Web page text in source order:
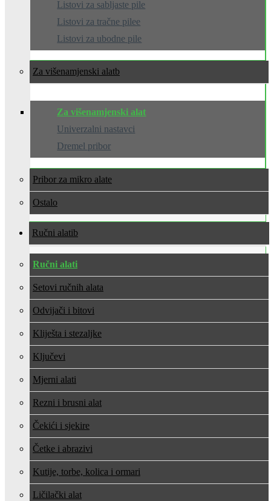
Listovi za sabljaste pile
Listovi za tračne pilee
Listovi za ubodne pile
Za višenamjenski alat
Za višenamjenski alat
Univerzalni nastavci
Dremel pribor
Pribor za mikro alate
Ostalo
Ručni alati
Ručni alati
Setovi ručnih alata
Odvijači i bitovi
Kliješta i stezaljke
Ključevi
Mjerni alati
Rezni i brusni alat
Čekići i sjekire
Četke i abrazivi
Kutije, torbe, kolica i ormari
Ličilački alat